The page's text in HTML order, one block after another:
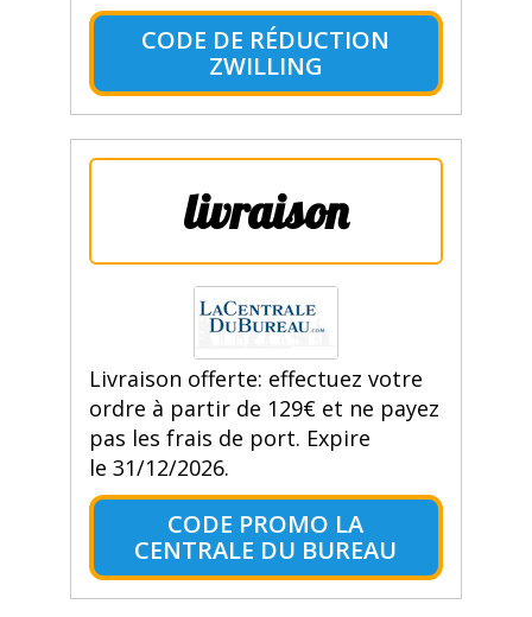
CODE DE RÉDUCTION
ZWILLING
livraison
Livraison offerte: effectuez votre
ordre à partir de 129€ et ne payez
pas les frais de port. Expire
le 31/12/2026.
CODE PROMO LA
CENTRALE DU BUREAU